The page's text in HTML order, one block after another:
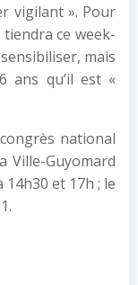
vigilant ». Pour
tiendra ce week-
mais
ans qu’il est «
national
Ville-Guyomard
et 17h ; le